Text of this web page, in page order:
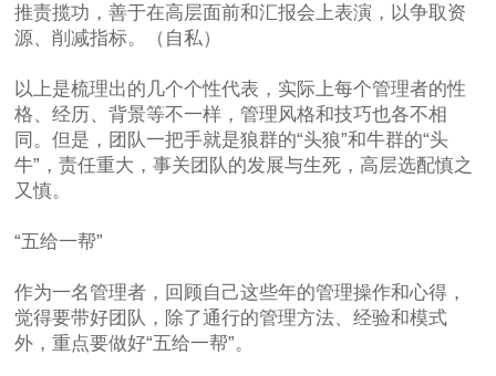
推责揽功，善于在高层面前和汇报会上表演，以争取资
源、削减指标。（自私）
以上是梳理出的几个个性代表，实际上每个管理者的性
格、经历、背景等不一样，管理风格和技巧也各不相
同。但是，团队一把手就是狼群的“头狼”和牛群的“头
牛”，责任重大，事关团队的发展与生死，高层选配慎之
又慎。
“五给一帮”
作为一名管理者，回顾自己这些年的管理操作和心得，
觉得要带好团队，除了通行的管理方法、经验和模式
外，重点要做好“五给一帮”。